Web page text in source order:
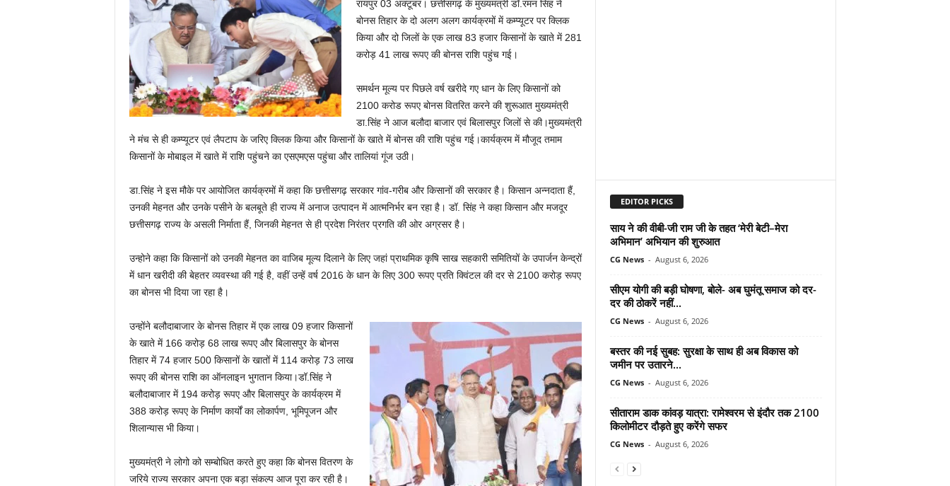
रायपुर 03 अक्टूबर। छत्तीसगढ़ के मुख्यमंत्री डॉ.रमन सिंह ने
बोनस तिहार के दो अलग अलग कार्यक्रमों में कम्प्यूटर पर क्लिक
किया और दो जिलों के एक लाख 83 हजार किसानों के खाते में 281
करोड़ 41 लाख रूपए की बोनस राशि पहुंच गई।
समर्थन मूल्य पर पिछले वर्ष खरीदे गए धान के लिए किसानों को
2100 करोड रूपए बोनस वितरित करने की शुरूआत मुख्यमंत्री
डा.सिंह ने आज बलौदा बाजार एवं बिलासपुर जिलों से की।मुख्यमंत्री
ने मंच से ही कम्प्यूटर एवं लैपटाप के जरिए क्लिक किया और किसानों के खाते में बोनस की राशि पहुंच गई।कार्यक्रम में मौजूद तमाम
किसानों के मोबाइल में खाते में राशि पहुंचने का एसएमएस पहुंचा और तालियां गूंज उठी।
डा.सिंह ने इस मौके पर आयोजित कार्यक्रमों में कहा कि छत्तीसगढ़ सरकार गांव-गरीब और किसानों की सरकार है। किसान अन्नदाता हैं,
उनकी मेहनत और उनके पसीने के बलबूते ही राज्य में अनाज उत्पादन में आत्मनिर्भर बन रहा है। डॉ. सिंह ने कहा किसान और मजदूर
छत्तीसगढ़ राज्य के असली निर्माता हैं, जिनकी मेहनत से ही प्रदेश निरंतर प्रगति की ओर अग्रसर है।
उन्होने कहा कि किसानों को उनकी मेहनत का वाजिब मूल्य दिलाने के लिए जहां प्राथमिक कृषि साख सहकारी समितियों के उपार्जन केन्द्रों
में धान खरीदी की बेहतर व्यवस्था की गई है, वहीं उन्हें वर्ष 2016 के धान के लिए 300 रूपए प्रति क्विंटल की दर से 2100 करोड़ रूपए
का बोनस भी दिया जा रहा है।
उन्होंने बलौदाबाजार के बोनस तिहार में एक लाख 09 हजार किसानों
के खाते में 166 करोड़ 68 लाख रूपए और बिलासपुर के बोनस
तिहार में 74 हजार 500 किसानों के खातों में 114 करोड़ 73 लाख
रूपए की बोनस राशि का ऑनलाइन भुगतान किया।डॉ.सिंह ने
बलौदाबाजार में 194 करोड़ रूपए और बिलासपुर के कार्यक्रम में
388 करोड़ रूपए के निर्माण कार्यों का लोकार्पण, भूमिपूजन और
शिलान्यास भी किया।
मुख्यमंत्री ने लोगो को सम्बोधित करते हुए कहा कि बोनस वितरण के
जरिये राज्य सरकार अपना एक बड़ा संकल्प आज पूरा कर रही है।
EDITOR PICKS
साय ने की वीबी-जी राम जी के तहत ‘मेरी बेटी–मेरा
अभिमान’ अभियान की शुरुआत
CG News - August 6, 2026
सीएम योगी की बड़ी घोषणा, बोले- अब घुमंतू समाज को दर-
दर की ठोकरें नहीं...
CG News - August 6, 2026
बस्तर की नई सुबह: सुरक्षा के साथ ही अब विकास को
जमीन पर उतारने...
CG News - August 6, 2026
सीताराम डाक कांवड़ यात्रा: रामेश्वरम से इंदौर तक 2100
किलोमीटर दौड़ते हुए करेंगे सफर
CG News - August 6, 2026